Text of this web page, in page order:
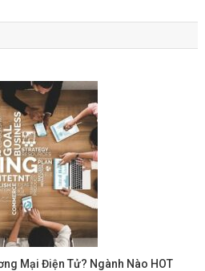
Mại Điện Tử? Ngành Nào HOT